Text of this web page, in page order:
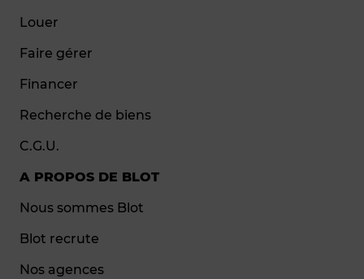
Louer
Faire gérer
Financer
Recherche de biens
C.G.U.
A PROPOS DE BLOT
Nous sommes Blot
Blot recrute
Nos agences